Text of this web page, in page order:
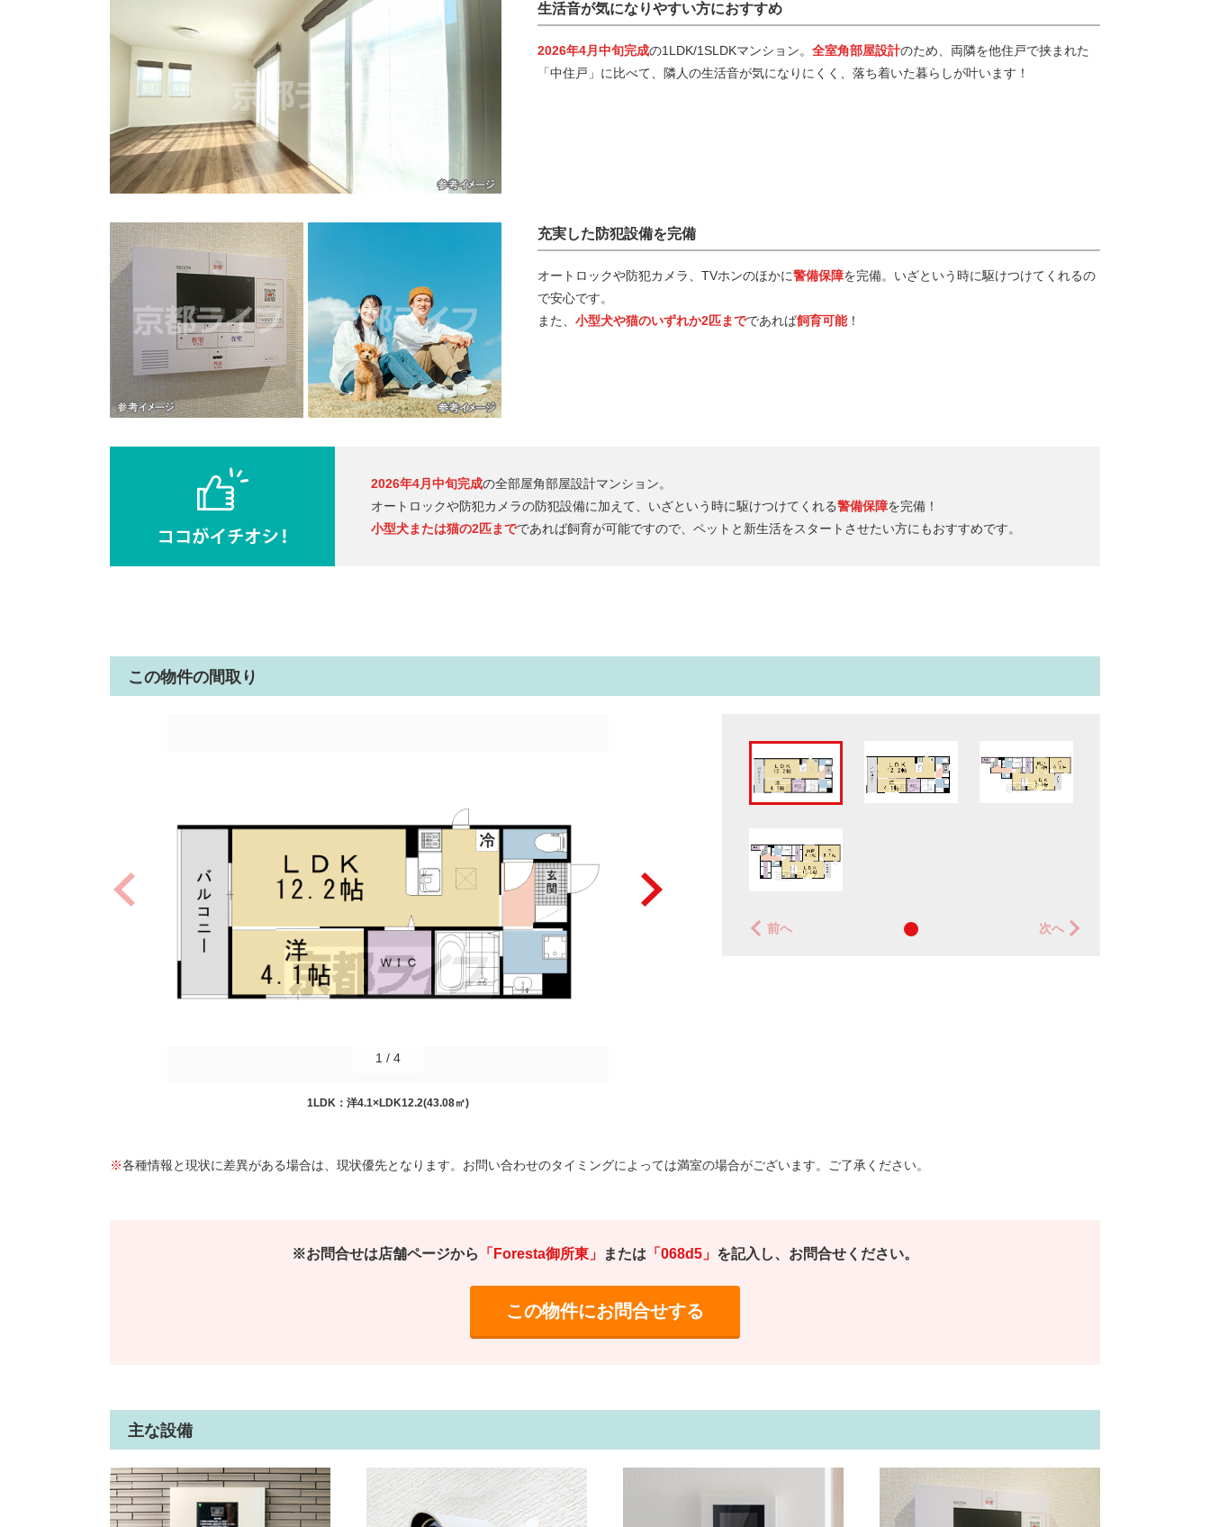
生活音が気になりやすい方におすすめ
2026年4月中旬完成の1LDK/1SLDKマンション。 全室角部屋設計のため、両隣を他住戸で挟まれた
「中住戸」に比べて、隣人の生活音が気になりにくく、落ち着いた暮らしが叶います！
充実した防犯設備を完備
オートロックや防犯カメラ、TVホンのほかに警備保障を完備。いざという時に駆けつけてくれるの
で安心です。
また、 小型犬や猫のいずれか2匹までであれば飼育可能！
2026年4月中旬完成の全部屋角部屋設計マンション。
オートロックや防犯カメラの防犯設備に加えて、いざという時に駆けつけてくれる警備保障を完備！
小型犬または猫の2匹までであれば飼育が可能ですので、ペットと新生活をスタートさせたい方にもおすすめです。
この物件の間取り
1LDK：洋4.1×LDK12.2(43.08㎡)
1 / 4
前へ 次へ
※各種情報と現状に差異がある場合は、現状優先となります。お問い合わせのタイミングによっては満室の場合がございます。ご了承ください。
※お問合せは店舗ページから 「Foresta御所東」 または 「068d5」 を記入し、お問合せください。
この物件にお問合せする
主な設備